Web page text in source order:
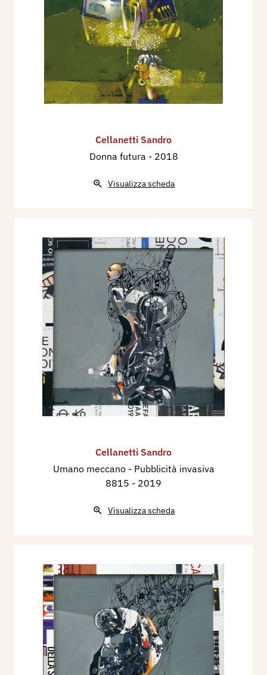
Cellanetti Sandro
Donna futura - 2018
Visualizza scheda
Cellanetti Sandro
Umano meccano - Pubblicità invasiva
8815 - 2019
Visualizza scheda